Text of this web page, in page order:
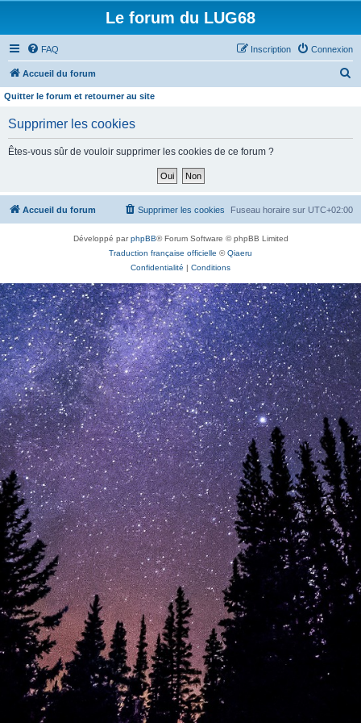
Le forum du LUG68
FAQ Connexion
Inscription
Accueil du forum
h
Quitter le forum et retourner au site
Supprimer les cookies
Êtes-vous sûr de vouloir supprimer les cookies de ce forum ?
Accueil du forum Fuseau horaire sur UTC+02:00
Supprimer les cookies
Développé parphpBB® Forum Software © phpBB Limited
Traduction française officielle ©Qiaeru
Confidentialité | Conditions